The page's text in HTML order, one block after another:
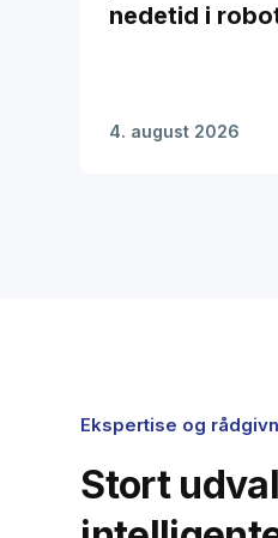
nedetid i
4. august 2026
Ekspertise og
Stort